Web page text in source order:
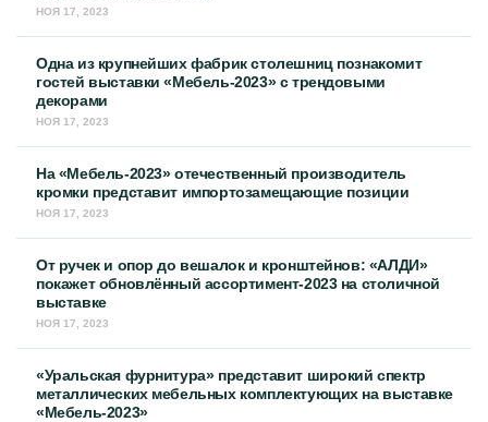
НОЯ 17, 2023
Одна из крупнейших фабрик столешниц познакомит
гостей выставки «Мебель-2023» с трендовыми
декорами
НОЯ 17, 2023
На «Мебель-2023» отечественный производитель
кромки представит импортозамещающие позиции
НОЯ 17, 2023
От ручек и опор до вешалок и кронштейнов: «АЛДИ»
покажет обновлённый ассортимент-2023 на столичной
выставке
НОЯ 17, 2023
«Уральская фурнитура» представит широкий спектр
металлических мебельных комплектующих на выставке
«Мебель-2023»